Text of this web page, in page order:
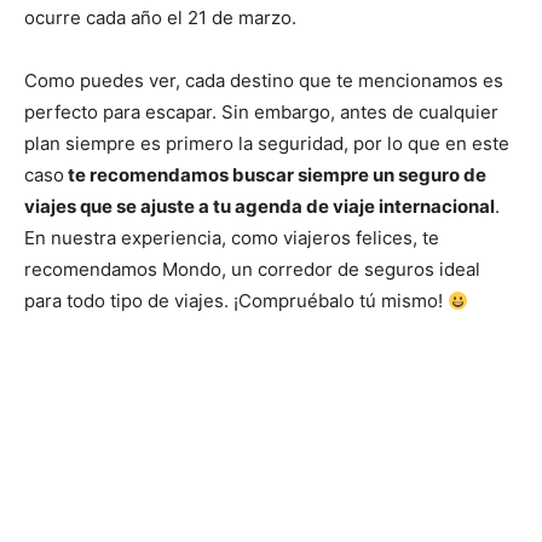
ocurre cada año el 21 de marzo.
Como puedes ver, cada destino que te mencionamos es
perfecto para escapar. Sin embargo, antes de cualquier
plan siempre es primero la seguridad, por lo que en este
caso te recomendamos buscar siempre un seguro de
viajes que se ajuste a tu agenda de viaje internacional.
En nuestra experiencia, como viajeros felices, te
recomendamos Mondo, un corredor de seguros ideal
para todo tipo de viajes. ¡Compruébalo tú mismo!